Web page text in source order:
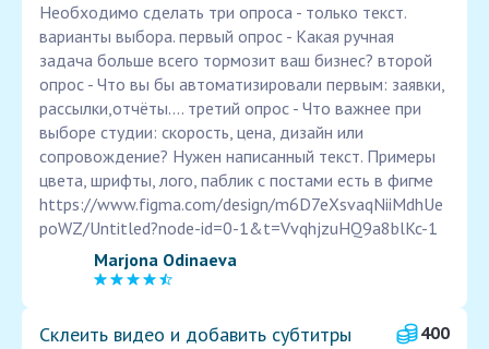
Необходимо сделать три опроса - только текст.
варианты выбора. первый опрос - Какая ручная
задача больше всего тормозит ваш бизнес? второй
опрос - Что вы бы автоматизировали первым: заявки,
рассылки,отчёты.... третий опрос - Что важнее при
выборе студии: скорость, цена, дизайн или
сопровождение? Нужен написанный текст. Примеры
цвета, шрифты, лого, паблик с постами есть в фигме
https://www.figma.com/design/m6D7eXsvaqNiiMdhUe
poWZ/Untitled?node-id=0-1&t=VvqhjzuHQ9a8blKc-1
Marjona Odinaeva
Склеить видео и добавить субтитры
400